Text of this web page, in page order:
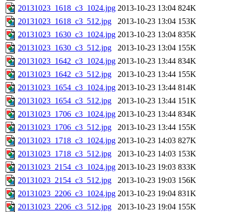
20131023_1618_c3_1024.jpg 2013-10-23 13:04 824K
20131023_1618_c3_512.jpg
2013-10-23 13:04 153K
20131023_1630_c3_1024.jpg 2013-10-23 13:04 835K
20131023_1630_c3_512.jpg
2013-10-23 13:04 155K
20131023_1642_c3_1024.jpg 2013-10-23 13:44 834K
20131023_1642_c3_512.jpg
2013-10-23 13:44 155K
20131023_1654_c3_1024.jpg 2013-10-23 13:44 814K
20131023_1654_c3_512.jpg
2013-10-23 13:44 151K
20131023_1706_c3_1024.jpg 2013-10-23 13:44 834K
20131023_1706_c3_512.jpg
2013-10-23 13:44 155K
20131023_1718_c3_1024.jpg 2013-10-23 14:03 827K
20131023_1718_c3_512.jpg
2013-10-23 14:03 153K
20131023_2154_c3_1024.jpg 2013-10-23 19:03 833K
20131023_2154_c3_512.jpg
2013-10-23 19:03 156K
20131023_2206_c3_1024.jpg 2013-10-23 19:04 831K
20131023_2206_c3_512.jpg
2013-10-23 19:04 155K